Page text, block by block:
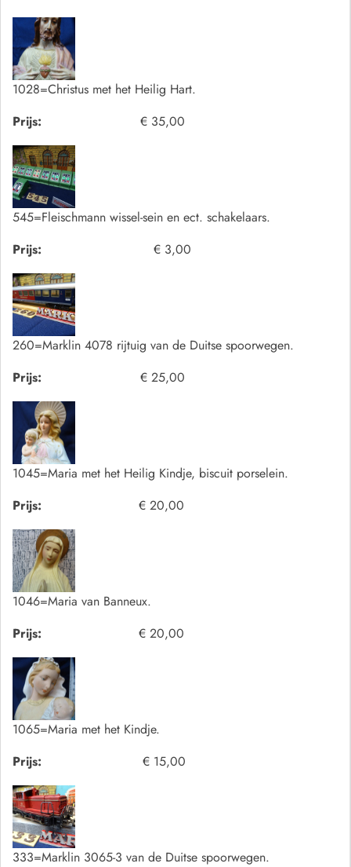
1028=Christus met het Heilig Hart.
Prijs:
€ 35,00
545=Fleischmann wissel-sein en ect. schakelaars.
Prijs:
€ 3,00
260=Marklin 4078 rijtuig van de Duitse spoorwegen.
Prijs:
€ 25,00
1045=Maria met het Heilig Kindje, biscuit porselein.
Prijs:
€ 20,00
1046=Maria van Banneux.
Prijs:
€ 20,00
1065=Maria met het Kindje.
Prijs:
€ 15,00
333=Marklin 3065-3 van de Duitse spoorwegen.